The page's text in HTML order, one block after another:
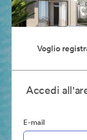
Voglio
Accedi
E-mail